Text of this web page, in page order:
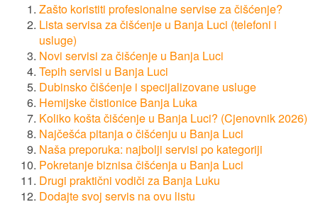
Zašto koristiti profesionalne servise za čišćenje?
Lista servisa za čišćenje u Banja Luci (telefoni i
usluge)
Novi servisi za čišćenje u Banja Luci
Tepih servisi u Banja Luci
Dubinsko čišćenje i specijalizovane usluge
Hemijske čistionice Banja Luka
Koliko košta čišćenje u Banja Luci? (Cjenovnik 2026)
Najčešća pitanja o čišćenju u Banja Luci
Naša preporuka: najbolji servisi po kategoriji
Pokretanje biznisa čišćenja u Banja Luci
Drugi praktični vodiči za Banja Luku
Dodajte svoj servis na ovu listu